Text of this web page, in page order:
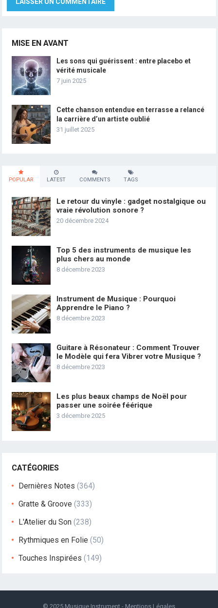
MISE EN AVANT
Les sons qui guérissent : entre placebo et
vérité musicale
7 juin 2025
Cette chanson entendue en terrasse a relancé
la carrière d’un artiste oublié
31 juillet 2025
POPULAR LATEST COMMENTS TAGS
Le retour du vinyle : gadget nostalgique ou
vraie révolution sonore ?
20 décembre 2024
Top 5 des instruments de musique les
plus chers au monde
8 décembre 2023
Instrument de Musique : Pourquoi
Apprendre le Piano ?
8 décembre 2023
Guitare à Résonateur : Comment Trouver
le Modèle qui fera Vibrer votre Musique ?
8 décembre 2023
Les plus beaux champs de Noël pour
passer une soirée féérique
3 décembre 2025
CATÉGORIES
Dernières Notes (364)
Gratte & Groove (333)
L'Atelier du Son (238)
Rythmiques en Folie (50)
Touches Inspirées (149)
© 2025 Musique Instrument - Mentions Légales